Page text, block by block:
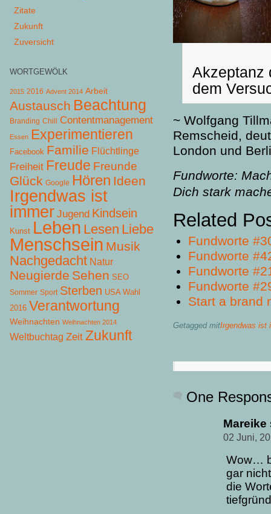
Akzeptanz
dem
~ Wolfgang
Remscheid,
London und
Fundworte:
Dich stark
Related
Fundworte
Fundworte
Fundworte
Fundworte
Start a brand
Getagged mitIrgendwas ist
One
Mareike
02 Juni,
Wow…
gar
die
Zitate
Zukunft
Zuversicht
WORTGEWÖLK
2015 2016 Advent 2014 Arbeit
Austausch Beachtung
Branding Chill Contentmanagement
Essen Experimentieren
Facebook Familie Flüchtlinge
Freiheit Freude Freunde
Glück Google Hören Ideen
Irgendwas ist
immer Jugend Kindsein
Kunst Leben Lesen Liebe
Menschsein Musik
Nachgedacht Natur
Neugierde Sehen SEO
Sommer Sport Sterben USA Wahl
2016 Verantwortung
Weihnachten Weihnachten 2014
Weltbuchtag Zeit Zukunft